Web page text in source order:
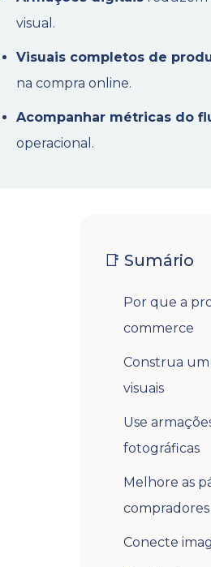
visual.
Visuais completos de
na compra online.
Acompanhar métricas do
operacional.
📑 Sumário
Por que a
commerce
Construa um
visuais
Use
fotográficas
Melhore as
compradores
Conecte